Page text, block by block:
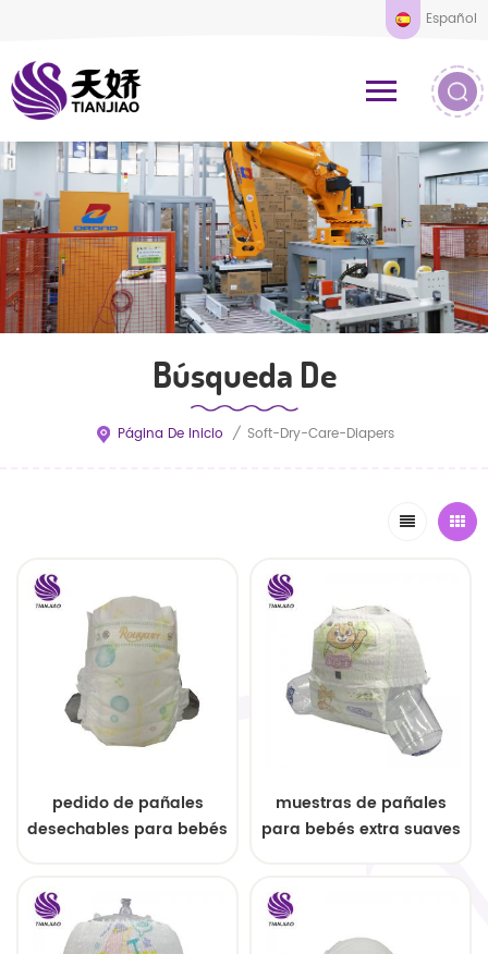
Español
Búsqueda De
Página De Inicio / Soft-Dry-Care-Diapers
pedido de pañales
desechables para bebés
muestras de pañales
para bebés extra suaves